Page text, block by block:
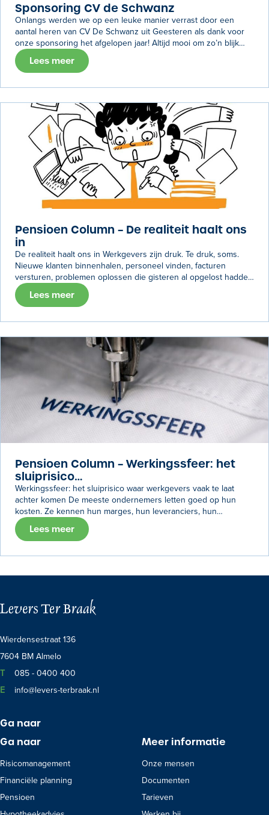
Sponsoring CV de Schwanz
Onlangs werden we op een leuke manier verrast door een
aantal heren van CV De Schwanz uit Geesteren als dank voor
onze sponsoring het afgelopen jaar! Altijd mooi om zo’n blijk
van waardering te ontvangen van zo’n jonge groep mensen.
Lees meer
Pensioen Column – De realiteit haalt ons
in
De realiteit haalt ons in Werkgevers zijn druk. Te druk, soms.
Nieuwe klanten binnenhalen, personeel vinden, facturen
versturen, problemen oplossen die gisteren al opgelost hadden
moeten zijn… Het hoort er allemaal bij.
Lees meer
Pensioen Column – Werkingssfeer: het
sluiprisico…
Werkingssfeer: het sluiprisico waar werkgevers vaak te laat
achter komen De meeste ondernemers letten goed op hun
kosten. Ze kennen hun marges, hun leveranciers, hun
personeel. Maar er is één risico dat toch steeds weer
onverwacht opduikt: de werkingssfeer van
Lees meer
Wierdensestraat 136
7604 BM Almelo
T
Telefoon:
085 - 0400 400
E
E-mail:
info@levers-terbraak.nl
Ga naar
Ga naar
Risicomanagement
Financiële planning
Pensioen
Meer informatie
Onze mensen
Documenten
Tarieven